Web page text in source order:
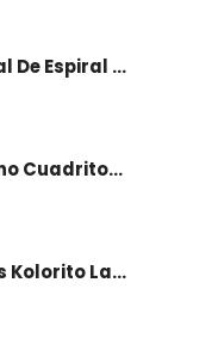
Libreta Profesional De Espiral Norma Color 100 H C-7
Mi Primer Cuaderno Cuadritos "A" (10Mm) 50 Hojas Norma
Sacapuntas Kores Kolorito Lapiz 1 Orif C/20